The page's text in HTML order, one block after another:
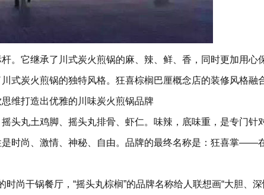
。它继承了川式炭火煎锅的麻、辣、鲜、香，同时更加用心
式炭火煎锅的独特风格。狂喜棕榈巴厘概念店的装修风格融
维打造出优雅的川味炭火煎锅品牌
头丸土鸡脚、摇头丸排骨、虾仁。味辣，底味重，是专门针
时尚、激情、神秘、自由。品牌的最终名称是：狂喜掌——
时尚干锅餐厅，“摇头丸棕榈”的品牌名称给人联想画“大胆、